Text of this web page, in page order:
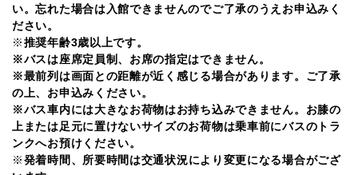
い。忘れた場合は入館できませんのでご了承のうえお申込みく
ださい。
※推奨年齢3歳以上です。
※バスは座席定員制、お席の指定はできません。
※最前列は画面との距離が近く感じる場合があります。ご了承
の上、お申込みください。
※バス車内には大きなお荷物はお持ち込みできません。お膝の
上または足元に置けないサイズのお荷物は乗車前にバスのトラ
ンクへお預けください。
※発着時間、所要時間は交通状況により変更になる場合がござ